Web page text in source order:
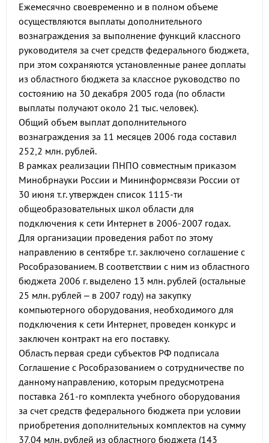
Ежемесячно своевременно и в полном объеме
осуществляются выплаты дополнительного
вознаграждения за выполнение функций классного
руководителя за счет средств федерального бюджета,
при этом сохраняются установленные ранее доплаты
из областного бюджета за классное руководство по
состоянию на 30 декабря 2005 года (по области
выплаты получают около 21 тыс. человек).
Общий объем выплат дополнительного
вознаграждения за 11 месяцев 2006 года составил
252,2 млн. рублей.
В рамках реализации ПНПО совместным приказом
Минобрнауки России и Мининформсвязи России от
30 июня т.г. утвержден список 1115-ти
общеобразовательных школ области для
подключения к сети Интернет в 2006-2007 годах.
Для организации проведения работ по этому
направлению в сентябре т.г. заключено соглашение с
Рособразованием. В соответствии с ним из областного
бюджета 2006 г. выделено 13 млн. рублей (остальные
25 млн. рублей – в 2007 году) на закупку
компьютерного оборудования, необходимого для
подключения к сети Интернет, проведен конкурс и
заключен контракт на его поставку.
Область первая среди субъектов РФ подписала
Соглашение с Рособразованием о сотрудничестве по
данному направлению, которым предусмотрена
поставка 261-го комплекта учебного оборудования
за счет средств федерального бюджета при условии
приобретения дополнительных комплектов на сумму
37,04 млн. рублей из областного бюджета (143